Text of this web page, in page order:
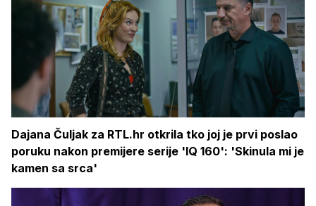
Dajana Čuljak za RTL.hr otkrila tko joj je prvi poslao
poruku nakon premijere serije 'IQ 160': 'Skinula mi je
kamen sa srca'